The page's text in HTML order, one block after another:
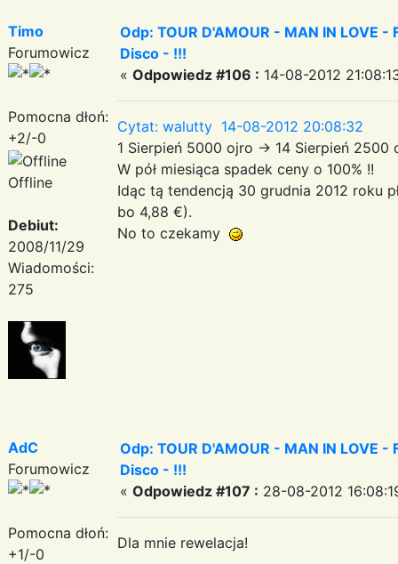
Timo
Forumowicz
Pomocna dłoń:
+2/-0
Offline
Debiut:
2008/11/29
Wiadomości:
275
Odp: TOUR D'AMOUR - MAN IN LOVE
Disco - !!!
« Odpowiedz #106 : 14-08-2012
Cytat: walutty 14-08-2012 20:08:32
1 Sierpień 5000 ojro -> 14 Sierpień
W pół miesiąca spadek ceny o 100% !!
Idąc tą tendencją 30 grudnia 2012 roku
bo 4,88 €).
No to czekamy
AdC
Forumowicz
Pomocna dłoń:
+1/-0
Odp: TOUR D'AMOUR - MAN IN LOVE
Disco - !!!
« Odpowiedz #107 : 28-08-2012
Dla mnie rewelacja!